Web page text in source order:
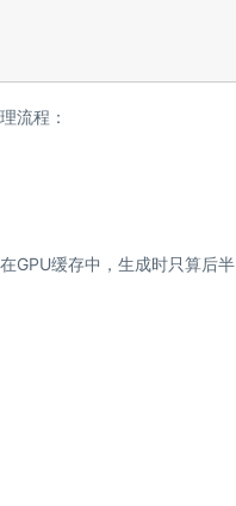
流程：
GPU缓存中，生成时只算后半